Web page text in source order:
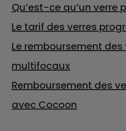
Qu’est-ce qu’un verre
Le tarif des verres
Le remboursement des
multifocaux
Remboursement des
avec Cocoon